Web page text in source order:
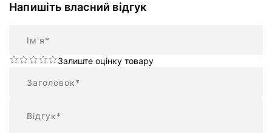
Напишіть власний відгук
Залиште оцінку товару